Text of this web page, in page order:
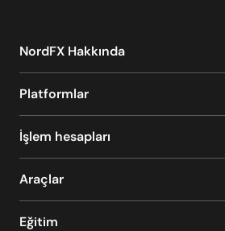
NordFX Hakkında
Platformlar
İşlem hesapları
Araçlar
Eğitim